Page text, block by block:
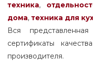
техника,
дома, техника для
Вся
сертификаты
производителя.